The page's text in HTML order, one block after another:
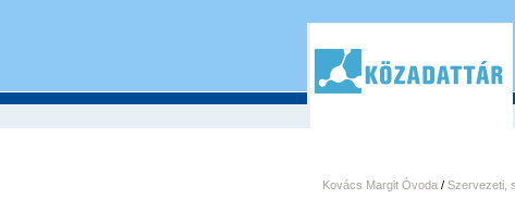
Kovács Margit Óvoda / Szervezeti,